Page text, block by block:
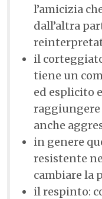
l’amicizia
dall’altra
il
tiene un
ed esplicito
anche
in genere
resistente
cambiare la
il respinto: